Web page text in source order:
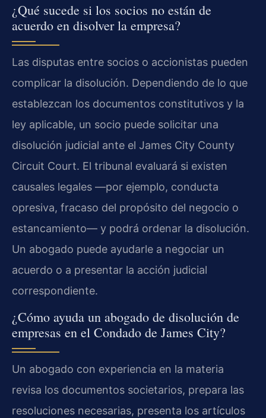
¿Qué sucede si los socios no están de
acuerdo en disolver la empresa?
Las disputas entre socios o accionistas pueden
complicar la disolución. Dependiendo de lo que
establezcan los documentos constitutivos y la
ley aplicable, un socio puede solicitar una
disolución judicial ante el James City County
Circuit Court. El tribunal evaluará si existen
causales legales —por ejemplo, conducta
opresiva, fracaso del propósito del negocio o
estancamiento— y podrá ordenar la disolución.
Un abogado puede ayudarle a negociar un
acuerdo o a presentar la acción judicial
correspondiente.
¿Cómo ayuda un abogado de disolución de
empresas en el Condado de James City?
Un abogado con experiencia en la materia
revisa los documentos societarios, prepara las
resoluciones necesarias, presenta los artículos